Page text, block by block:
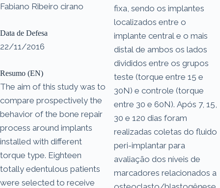
Fabiano Ribeiro cirano
Data de Defesa
22/11/2016
Resumo (EN)
The aim of this study was to
compare prospectively the
behavior of the bone repair
process around implants
installed with different
torque type. Eighteen
totally edentulous patients
were selected to receive
fixa, sendo os implantes
localizados entre o
implante central e o mais
distal de ambos os lados
divididos entre os grupos
teste (torque entre 15 e
30N) e controle (torque
entre 30 e 60N). Após 7, 15,
30 e 120 dias foram
realizadas coletas do fluido
peri-implantar para
avaliação dos níveis de
marcadores relacionados a